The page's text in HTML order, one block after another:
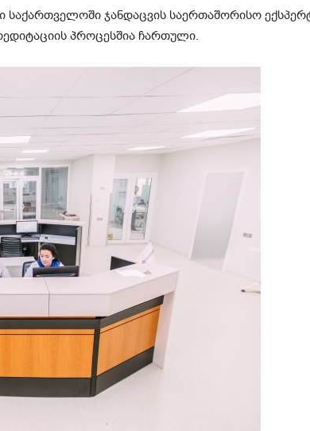
საქართველოში ჯანდაცვის საერთაშორისო
პროცესშია ჩართული.